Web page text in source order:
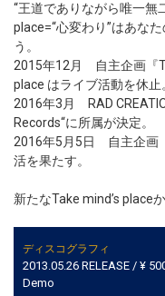
“王道でありながら唯一無
place=“心変わり”はあな
う。
2015年12月 自主企画『
place はライブ活動を休止
2016年3月 RAD
Records“に所属が決定。
2016年5月5日 自主企画
活を果たす。
新たなTake mind’s place
ディスコグラフィ
2013.05.26 RELEASE / ¥
Demo